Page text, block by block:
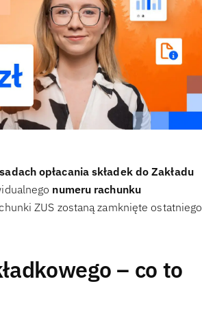
opłacania składek do Zakładu
numeru rachunku
ZUS zostaną zamknięte ostatniego
– co to